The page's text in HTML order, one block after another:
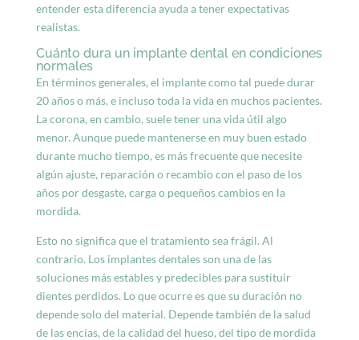
entender esta diferencia ayuda a tener expectativas
realistas.
Cuánto dura un implante dental en condiciones
normales
En términos generales, el implante como tal puede durar
20 años o más, e incluso toda la vida en muchos pacientes.
La corona, en cambio, suele tener una vida útil algo
menor. Aunque puede mantenerse en muy buen estado
durante mucho tiempo, es más frecuente que necesite
algún ajuste, reparación o recambio con el paso de los
años por desgaste, carga o pequeños cambios en la
mordida.
Esto no significa que el tratamiento sea frágil. Al
contrario. Los implantes dentales son una de las
soluciones más estables y predecibles para sustituir
dientes perdidos. Lo que ocurre es que su duración no
depende solo del material. Depende también de la salud
de las encías, de la calidad del hueso, del tipo de mordida